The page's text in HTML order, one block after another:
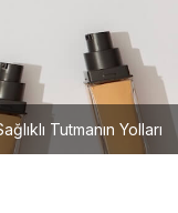
Tutmanın Yolları